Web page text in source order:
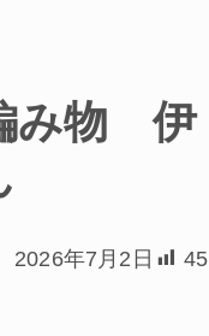
み物 伊
2026年7月2日 45